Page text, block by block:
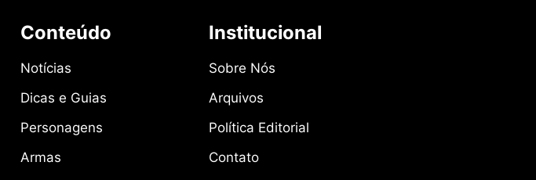
Conteúdo
Notícias
Dicas e Guias
Personagens
Armas
Institucional
Sobre Nós
Arquivos
Política Editorial
Contato